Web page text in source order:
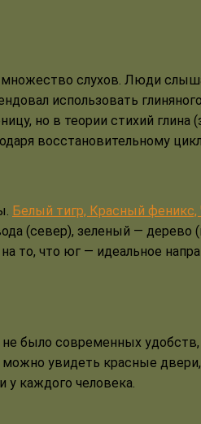
слухов. Люди
использовать
но в теории стихий глина
восстановительному
Белый тигр, Красный феникс,
(север), зеленый —
то, что юг — идеальное
было современных
увидеть красные
у каждого человека.